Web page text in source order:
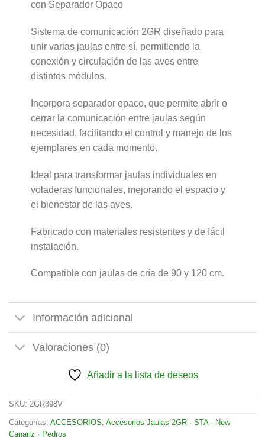
con Separador Opaco
Sistema de comunicación 2GR diseñado para
unir varias jaulas entre sí, permitiendo la
conexión y circulación de las aves entre
distintos módulos.
Incorpora separador opaco, que permite abrir o
cerrar la comunicación entre jaulas según
necesidad, facilitando el control y manejo de los
ejemplares en cada momento.
Ideal para transformar jaulas individuales en
voladeras funcionales, mejorando el espacio y
el bienestar de las aves.
Fabricado con materiales resistentes y de fácil
instalación.
Compatible con jaulas de cría de 90 y 120 cm.
Información adicional
Valoraciones (0)
Añadir a la lista de deseos
SKU: 2GR398V
Categorías: ACCESORIOS, Accesorios Jaulas 2GR · STA · New
Canariz · Pedros